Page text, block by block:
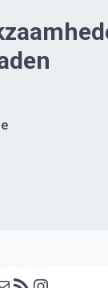
E-mail RSS feed